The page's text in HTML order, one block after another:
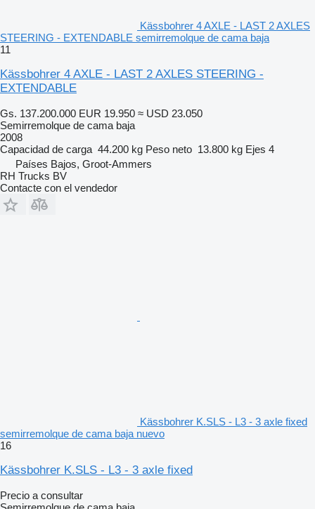
Kässbohrer 4 AXLE - LAST 2 AXLES
STEERING - EXTENDABLE semirremolque de cama baja
11
Kässbohrer 4 AXLE - LAST 2 AXLES STEERING -
EXTENDABLE
Gs. 137.200.000 EUR 19.950 ≈ USD 23.050
Semirremolque de cama baja
2008
Capacidad de carga 44.200 kg Peso neto 13.800 kg Ejes 4
Países Bajos, Groot-Ammers
RH Trucks BV
Contacte con el vendedor
Kässbohrer K.SLS - L3 - 3 axle fixed
semirremolque de cama baja nuevo
16
Kässbohrer K.SLS - L3 - 3 axle fixed
Precio a consultar